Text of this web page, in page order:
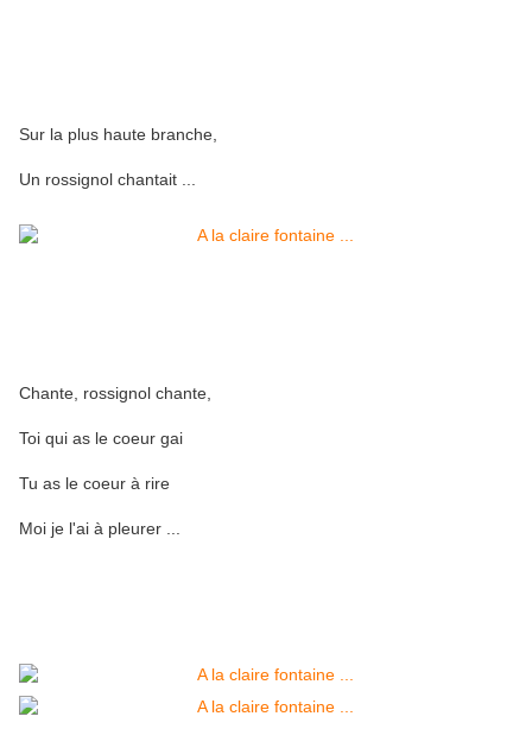
Sur la plus haute branche,
Un rossignol chantait ...
Chante, rossignol chante,
Toi qui as le coeur gai
Tu as le coeur à rire
Moi je l'ai à pleurer ...